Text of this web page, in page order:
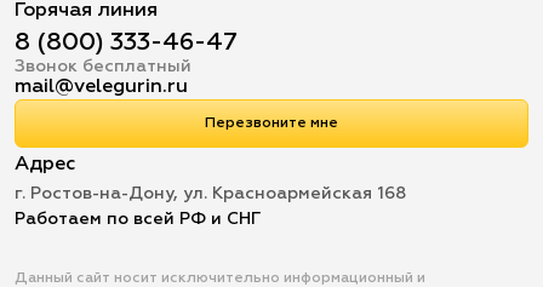
Горячая линия
8 (800) 333-46-47
Звонок бесплатный
mail@velegurin.ru
Перезвоните мне
Адрес
г. Ростов-на-Дону, ул. Красноармейская 168
Работаем по всей РФ и СНГ
Данный сайт носит исключительно информационный и